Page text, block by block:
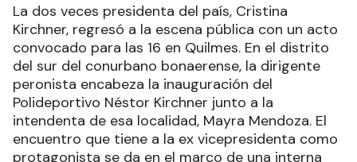
La dos veces presidenta del país, Cristina
Kirchner, regresó a la escena pública con un acto
convocado para las 16 en Quilmes. En el distrito
del sur del conurbano bonaerense, la dirigente
peronista encabeza la inauguración del
Polideportivo Néstor Kirchner junto a la
intendenta de esa localidad, Mayra Mendoza. El
encuentro que tiene a la ex vicepresidenta como
protagonista se da en el marco de una interna